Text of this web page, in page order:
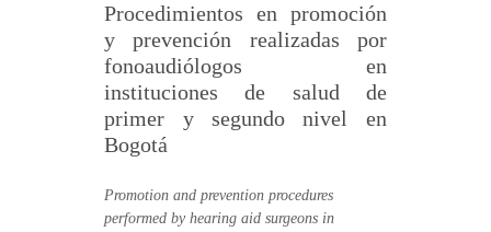
Procedimientos en promoción
y prevención realizadas por
fonoaudiólogos en
instituciones de salud de
primer y segundo nivel en
Bogotá
Promotion and prevention procedures
performed by hearing aid surgeons in